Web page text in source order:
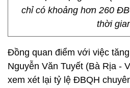
chỉ có khoảng hơn 260
thời
Đồng quan điểm với việc
Nguyễn Văn Tuyết (Bà Rịa -
xem xét lại tỷ lệ ĐBQH